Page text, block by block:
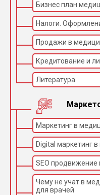
Бизнес план
Налоги.
Продажи в
Кредитование и
Литература
Маркетинг в
Digital маркетинг
SEO продвижение
Чему не учат в
для врачей